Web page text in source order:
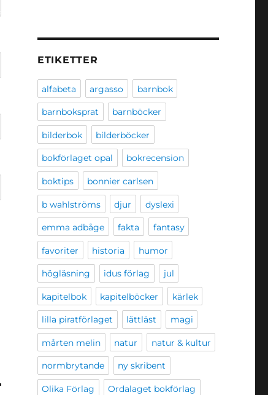
ETIKETTER
alfabeta argasso barnbok
barnboksprat barnböcker
bilderbok bilderböcker
bokförlaget opal bokrecension
boktips bonnier carlsen
b wahlströms djur dyslexi
emma adbåge fakta fantasy
favoriter historia humor
högläsning idus förlag jul
kapitelbok kapitelböcker kärlek
lilla piratförlaget lättläst magi
mårten melin natur natur & kultur
normbrytande ny skribent
Olika Förlag Ordalaget bokförlag